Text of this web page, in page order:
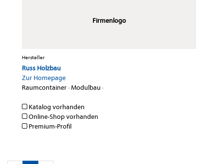
Firmenlogo
Hersteller
Russ Holzbau
Zur Homepage
Raumcontainer·Modulbau ·
Katalog vorhanden
Online-Shop vorhanden
Premium-Profil